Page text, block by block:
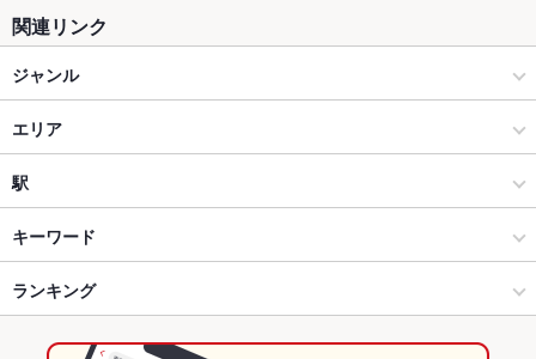
関連リンク
ジャンル
居酒屋
和風
海鮮
佐賀市 × 居酒屋
佐賀市 × 和風
エリア
佐賀市その他
佐賀市その他 × 居酒屋
佐賀市その他 × 和風
佐賀市その他 × 海鮮
駅
佐賀駅
鍋島駅
キーワード
手羽先 からあげ
ランキング
佐賀のグルメランキング